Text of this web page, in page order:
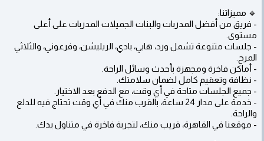
🔹 مميزاتنا:
- فريق من أفضل المدربات والبنات الجميلات المدربات على أعلى
مستوى.
- جلسات متنوعة تشمل ورد، هابي، بادي، الريليشن، وفرعوني، والثلاثي
المرح.
- أماكن فاخرة ومجهزة بأحدث وسائل الراحة.
- نظافة وتعقيم كامل لضمان سلامتك.
- جميع الجلسات متاحة في أي وقت، مع الدفع بعد الاختيار.
- خدمة على مدار 24 ساعة، بالقرب منك في أي وقت تحتاج فيه للدلع
والراحة.
- موقعنا في القاهرة، قريب منك، لتجربة فاخرة في متناول يدك.